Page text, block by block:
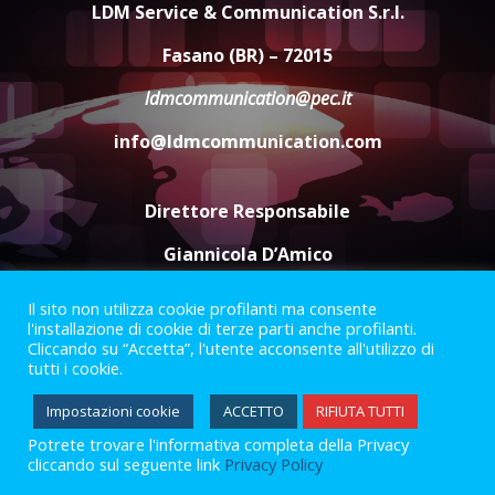
appuntamento con “Fasano in
7 Agosto 2026 06:05
US Fasano, Scianaro: “Profonda
amarezza per esclusione dal
campionato di calcio”
7 Agosto 2026 06:00
LDM Service & Communication S.r.l.
Fasano (BR) – 72015
ldmcommunication@pec.it
info@ldmcommunication.com
Direttore Responsabile
Giannicola D’Amico
Termini e Condizioni
Privacy Policy
Informazioni Legali
Facebook
Instagram
Youtube
2023 © Gofasano|Powered byCreativestudio
Il sito non utilizza cookie profilanti ma consente
l'installazione di cookie di terze parti anche profilanti.
Cliccando su “Accetta”, l'utente acconsente all'utilizzo di
tutti i cookie.
Impostazioni cookie ACCETTO RIFIUTA TUTTI
Potrete trovare l'informativa completa della Privacy
cliccando sul seguente link Privacy Policy